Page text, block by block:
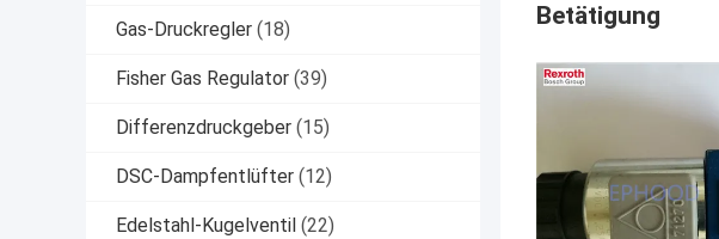
Gas-Druckregler (18)
Fisher Gas Regulator (39)
Differenzdruckgeber (15)
DSC-Dampfentlüfter (12)
Edelstahl-Kugelventil (22)
Betätigung